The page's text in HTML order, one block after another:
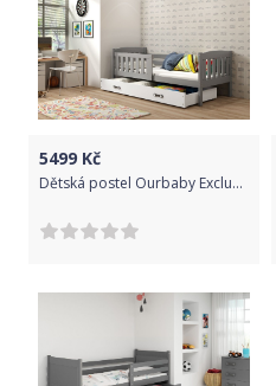
5499 Kč
Dětská postel Ourbaby Exclusive šedá 200x90 cm